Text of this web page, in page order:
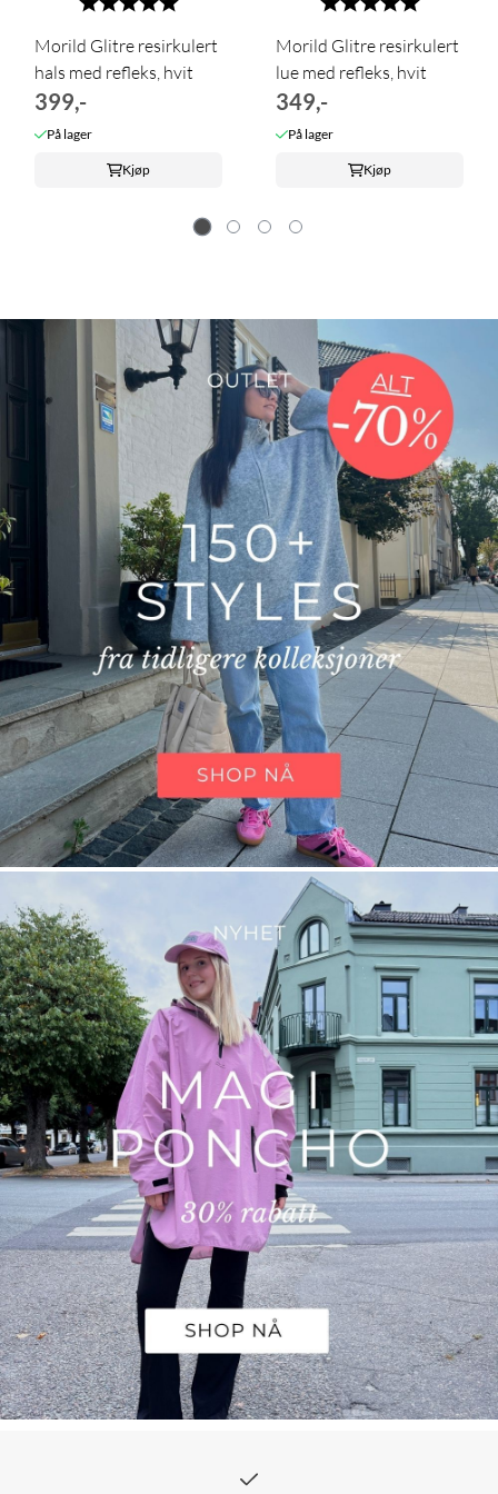
Morild Glitre resirkulert
hals med refleks, hvit
399,-
På lager
Kjøp
Morild Glitre resirkulert
lue med refleks, hvit
349,-
På lager
Kjøp